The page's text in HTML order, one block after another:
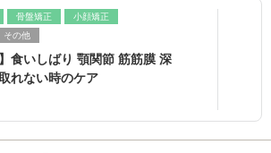
骨盤矯正
小顔矯正
その他
食いしばり 顎関節 筋筋膜 深
れない時のケア